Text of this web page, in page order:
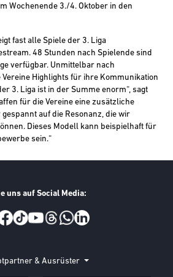
Wochenende 3./4. Oktober in den
fast alle Spiele der 3. Liga
48 Stunden nach Spielende sind
verfügbar. Unmittelbar nach
Vereine Highlights für ihre Kommunikation
3. Liga ist in der Summe enorm“, sagt
für die Vereine eine zusätzliche
auf die Resonanz, die wir
Dieses Modell kann beispielhaft für
sein.“
uns auf Social Media:
& Ausrüster